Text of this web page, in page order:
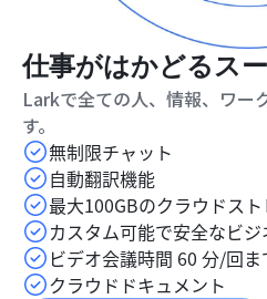
仕事がはかどるス
Larkで全ての人、情報、ワー
す。
無制限チャット
自動翻訳機能
最大100GBのクラウドス
カスタム可能で安全なビ
ビデオ会議時間 60 分/回ま
クラウドドキュメント